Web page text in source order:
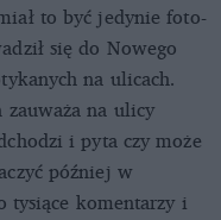
to być jedynie foto-
się do Nowego
na ulicach.
zauważa na ulicy
i pyta czy może
później w
tysiące komentarzy i